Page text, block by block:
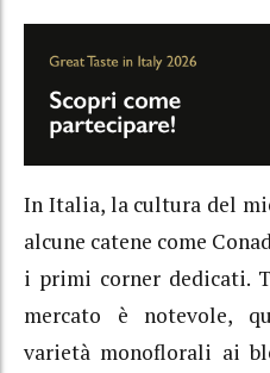
In Italia, la cultura del
alcune catene come
i primi corner dedicati.
mercato è notevole,
varietà monoflorali ai